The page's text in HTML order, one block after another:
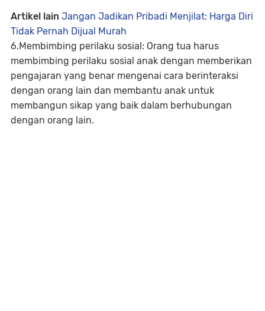
Artikel lain Jangan Jadikan Pribadi Menjilat: Harga Diri
Tidak Pernah Dijual Murah
6.Membimbing perilaku sosial: Orang tua harus
membimbing perilaku sosial anak dengan memberikan
pengajaran yang benar mengenai cara berinteraksi
dengan orang lain dan membantu anak untuk
membangun sikap yang baik dalam berhubungan
dengan orang lain.